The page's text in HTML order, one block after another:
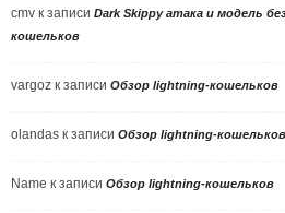
cmv к записи Dark Skippy атака и модель
кошельков
vargoz к записи Обзор lightning-кошельков
olandas к записи Обзор lightning-кошельков
Name к записи Обзор lightning-кошельков